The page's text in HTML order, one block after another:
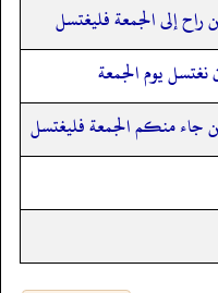
راح إلى الجمعة فليغتسل
نغتسل يوم الجمعة
جاء منكم الجمعة فليغتسل